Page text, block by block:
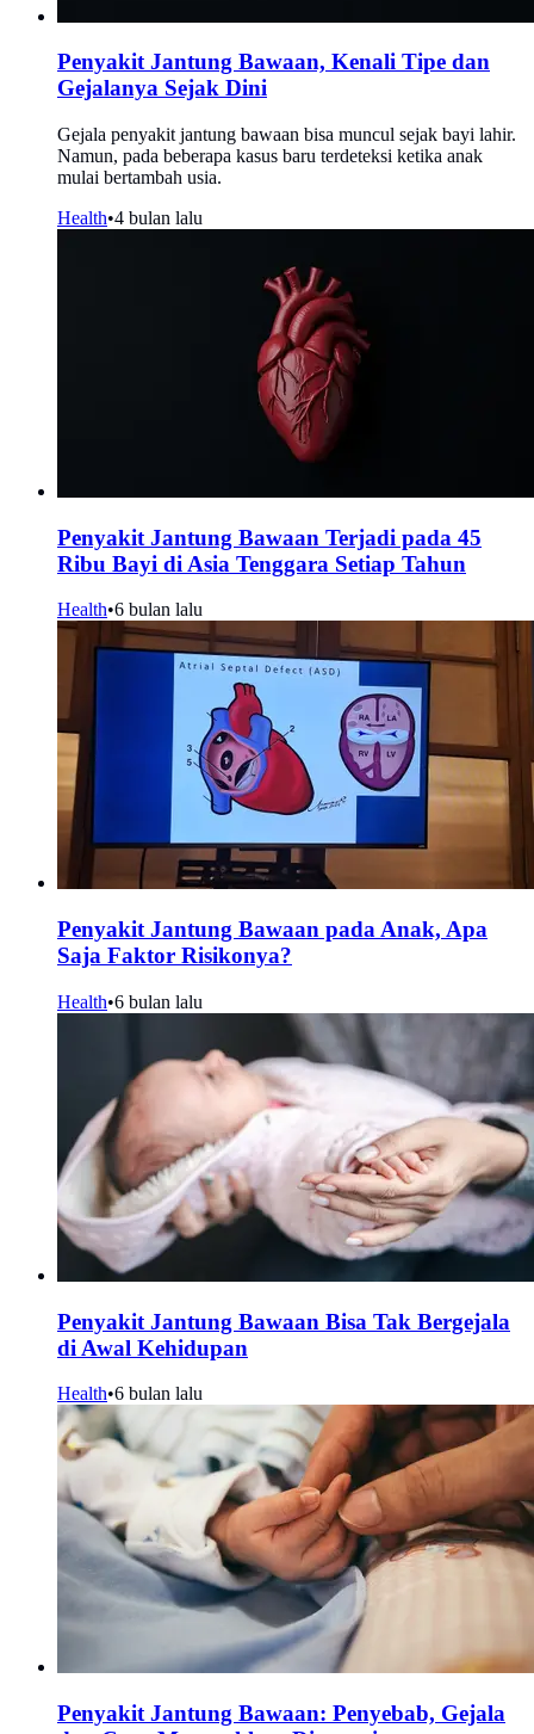
Penyakit Jantung Bawaan, Kenali Tipe dan
Gejalanya Sejak Dini
Gejala penyakit jantung bawaan bisa muncul sejak bayi lahir.
Namun, pada beberapa kasus baru terdeteksi ketika anak
mulai bertambah usia.
Health•4 bulan lalu
Penyakit Jantung Bawaan Terjadi pada 45
Ribu Bayi di Asia Tenggara Setiap Tahun
Health•6 bulan lalu
Penyakit Jantung Bawaan pada Anak, Apa
Saja Faktor Risikonya?
Health•6 bulan lalu
Penyakit Jantung Bawaan Bisa Tak Bergejala
di Awal Kehidupan
Health•6 bulan lalu
Penyakit Jantung Bawaan: Penyebab, Gejala